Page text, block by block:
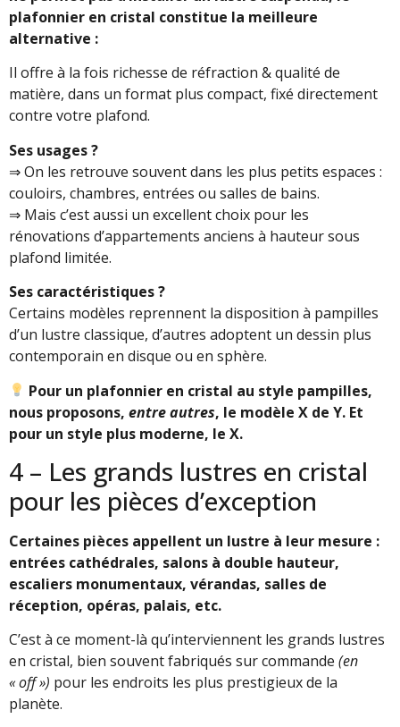
plafonnier en cristal constitue la meilleure
alternative :
Il offre à la fois richesse de réfraction & qualité de
matière, dans un format plus compact, fixé directement
contre votre plafond.
Ses usages ?
⇒ On les retrouve souvent dans les plus petits espaces :
couloirs, chambres, entrées ou salles de bains.
⇒ Mais c’est aussi un excellent choix pour les
rénovations d’appartements anciens à hauteur sous
plafond limitée.
Ses caractéristiques ?
Certains modèles reprennent la disposition à pampilles
d’un lustre classique, d’autres adoptent un dessin plus
contemporain en disque ou en sphère.
Pour un plafonnier en cristal au style pampilles,
nous proposons, entre autres, le modèle X de Y. Et
pour un style plus moderne, le X.
4 – Les grands lustres en cristal
pour les pièces d’exception
Certaines pièces appellent un lustre à leur mesure :
entrées cathédrales, salons à double hauteur,
escaliers monumentaux, vérandas, salles de
réception, opéras, palais, etc.
C’est à ce moment-là qu’interviennent les grands lustres
en cristal, bien souvent fabriqués sur commande (en
« off ») pour les endroits les plus prestigieux de la
planète.